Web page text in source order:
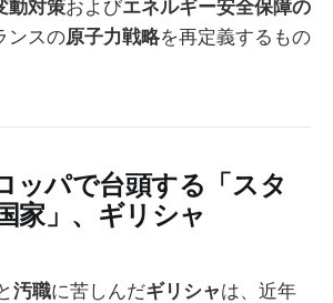
動対策およびエネルギー安全保障の
ンスの原子力戦略を再定義するもの
パで台頭する「スタ
家」、ギリシャ
汚職に苦しんだギリシャは、近年